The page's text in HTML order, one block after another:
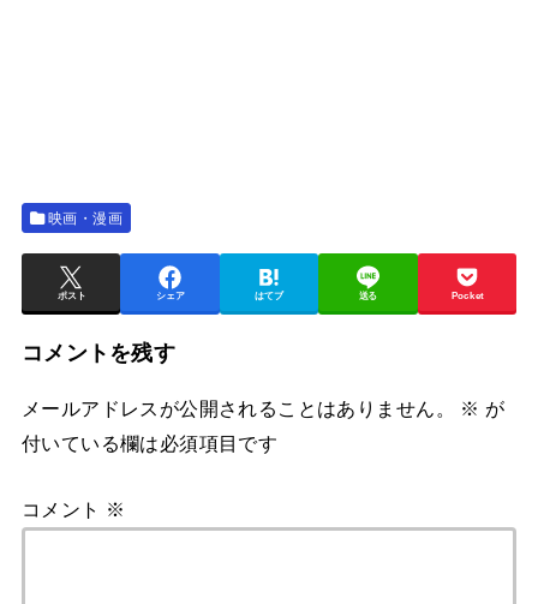
映画・漫画
ポスト シェア はてブ 送る Pocket
コメントを残す
メールアドレスが公開されることはありません。 ※ が
付いている欄は必須項目です
コメント ※